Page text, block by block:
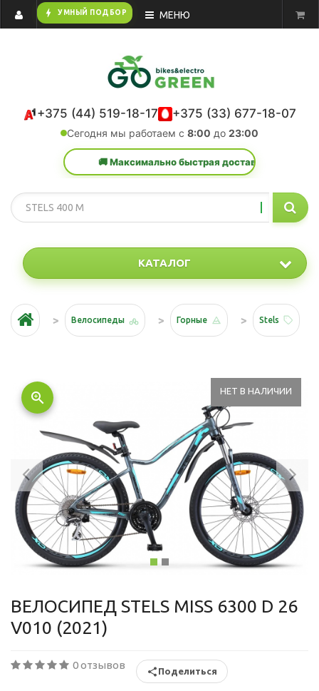
bolt УМНЫЙ ПОДБОР МЕНЮ
+375 (44) 519-18-17 +375 (33) 677-18-07
Сегодня мы работаем с 8:00 до 23:00
🚚 Максимально быстрая доставка в любую
КАТАЛОГ
Велосипеды Горные Stels
НЕТ В НАЛИЧИИ
Previous
zoom_in
ВЕЛОСИПЕД STELS MISS 6300 D 26
V010 (2021)
0 отзывов Поделиться